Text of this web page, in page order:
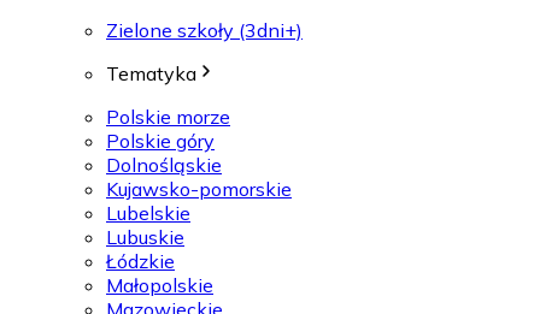
Zielone szkoły (3dni+)
Tematyka
Polskie morze
Polskie góry
Dolnośląskie
Kujawsko-pomorskie
Lubelskie
Lubuskie
Łódzkie
Małopolskie
Mazowieckie